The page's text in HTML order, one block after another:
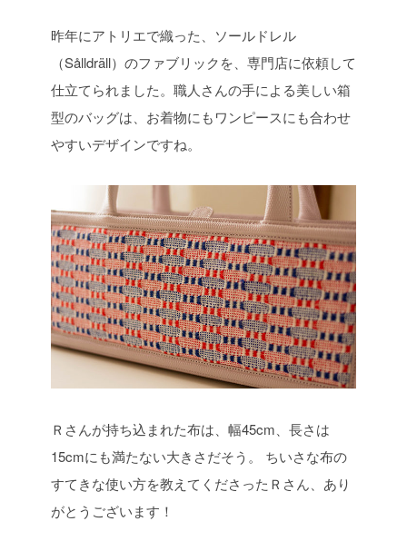
昨年にアトリエで織った、ソールドレル
（Sålldräll）のファブリックを、専門店に依頼して
仕立てられました。職人さんの手による美しい箱
型のバッグは、お着物にもワンピースにも合わせ
やすいデザインですね。
Ｒさんが持ち込まれた布は、幅45cm、長さは
15cmにも満たない大きさだそう。
ちいさな布の
すてきな使い方を教えてくださったＲさん、あり
がとうございます！